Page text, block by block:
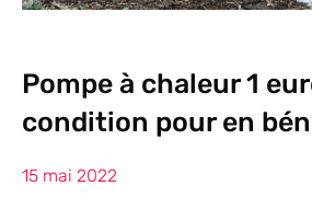
Pompe à chaleur 1
condition pour en
15 mai 2022